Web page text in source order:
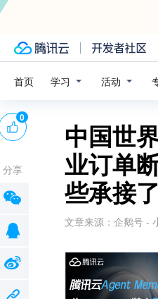
首页 学习 活动
中国世
业订单
些承接
文章来源： 企鹅号 -
0
分享